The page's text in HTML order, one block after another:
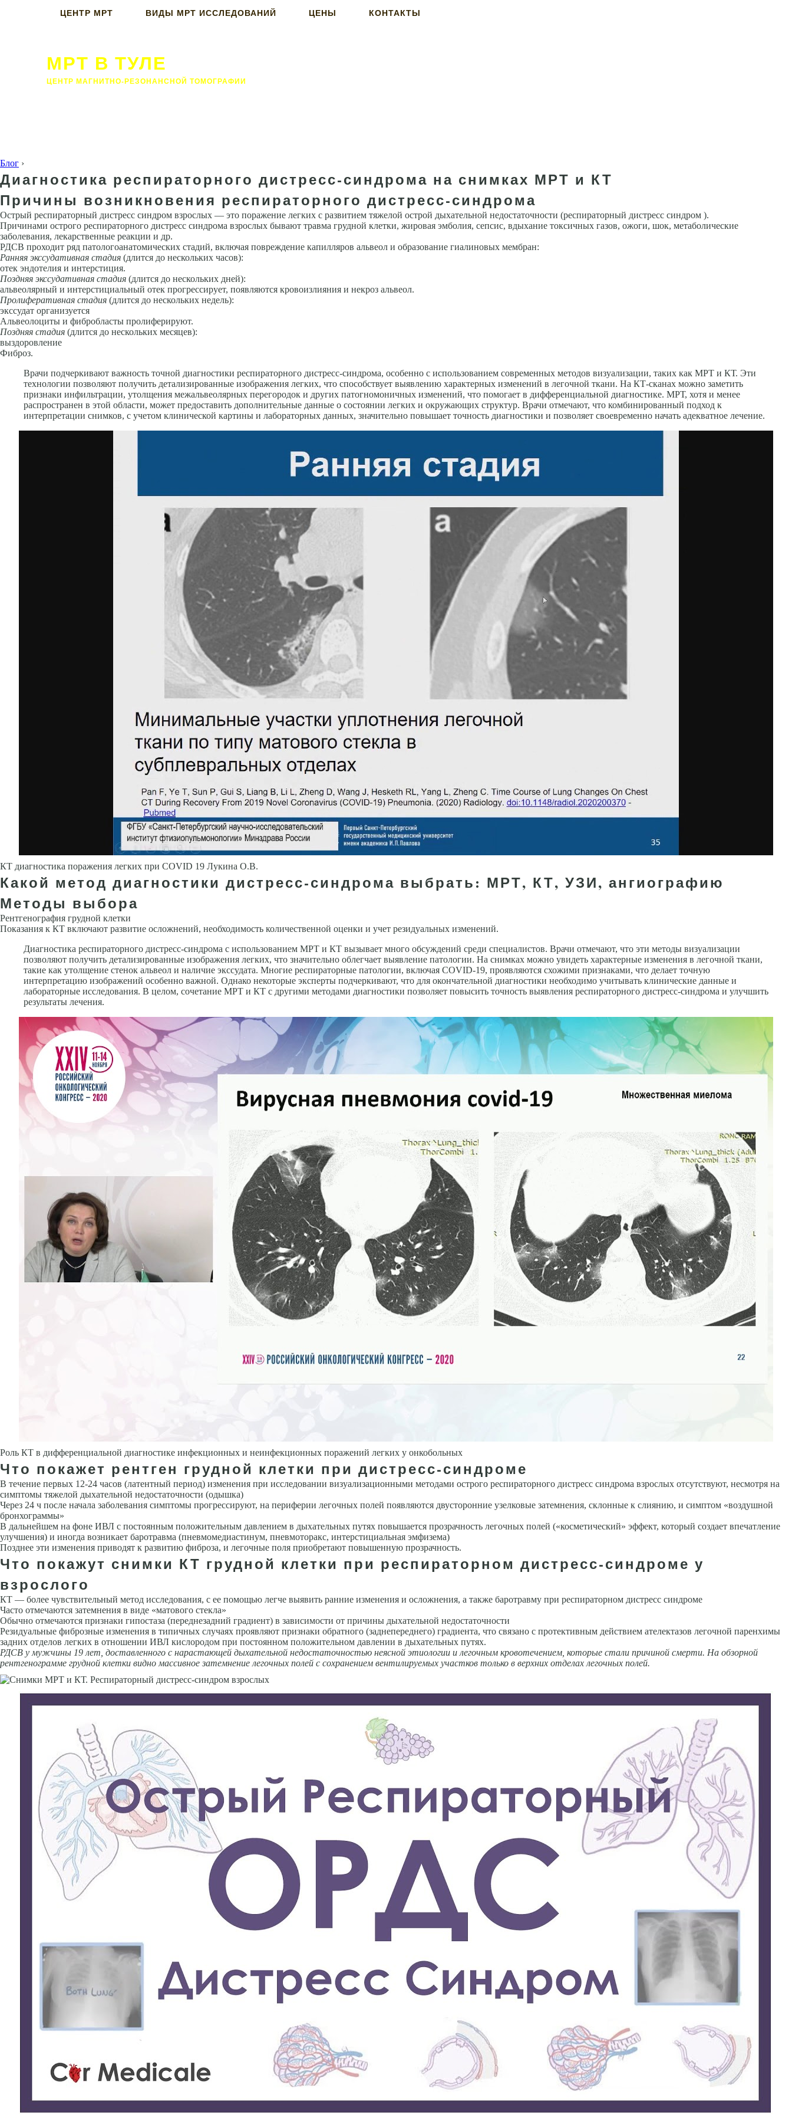
ЦЕНТР МРТ ВИДЫ МРТ ИССЛЕДОВАНИЙ ЦЕНЫ КОНТАКТЫ
МРТ В ТУЛЕ
ЦЕНТР МАГНИТНО-РЕЗОНАНСНОЙ ТОМОГРАФИИ
Блог ›
Диагностика респираторного дистресс-синдрома на снимках МРТ и КТ
Причины возникновения респираторного дистресс-синдрома
Острый респираторный дистресс синдром взрослых — это поражение легких с развитием тяжелой острой дыхательной недостаточ­ности (респираторный дистресс синдром ).
Причинами острого респираторного дистресс синдрома взрослых бывают травма грудной клетки, жировая эмболия, сепсис, вдыхание токсичных газов, ожоги, шок, метаболические
заболевания, ле­карственные реакции и др.
РДСВ проходит ряд патологоанатомических стадий, включая повреждение капилляров альвеол и образование гиали­новых мембран:
Ранняя экссудативная стадия (длится до нескольких часов):
отек эндо­телия и интерстиция.
Поздняя экссудативная стадия (длится до нескольких дней):
альвеоляр­ный и интерстициальный отек прогрессирует, появляются кровоизлия­ния и некроз альвеол.
Пролиферативная стадия (длится до нескольких недель):
экссудат ор­ганизуется
Альвеолоциты и фибробласты пролиферируют.
Поздняя стадия (длится до нескольких месяцев):
выздоровление
Фи­броз.
Врачи подчеркивают важность точной диагностики респираторного дистресс-синдрома, особенно с использованием современных методов визуализации, таких как МРТ и КТ. Эти
технологии позволяют получить детализированные изображения легких, что способствует выявлению характерных изменений в легочной ткани. На КТ-сканах можно заметить
признаки инфильтрации, утолщения межальвеолярных перегородок и других патогномоничных изменений, что помогает в дифференциальной диагностике. МРТ, хотя и менее
распространен в этой области, может предоставить дополнительные данные о состоянии легких и окружающих структур. Врачи отмечают, что комбинированный подход к
интерпретации снимков, с учетом клинической картины и лабораторных данных, значительно повышает точность диагностики и позволяет своевременно начать адекватное лечение.
КТ диагностика поражения легких при COVID 19 Лукина О.В.
Какой метод диагностики дистресс-синдрома выбрать: МРТ, КТ, УЗИ, ангиографию
Методы выбора
Рентгенография грудной клетки
Показания к КТ включают развитие осложнений, необходимость количественной оценки и учет резидуаль­ных изменений.
Диагностика респираторного дистресс-синдрома с использованием МРТ и КТ вызывает много обсуждений среди специалистов. Врачи отмечают, что эти методы визуализации
позволяют получить детализированные изображения легких, что значительно облегчает выявление патологии. На снимках можно увидеть характерные изменения в легочной ткани,
такие как утолщение стенок альвеол и наличие экссудата. Многие респираторные патологии, включая COVID-19, проявляются схожими признаками, что делает точную
интерпретацию изображений особенно важной. Однако некоторые эксперты подчеркивают, что для окончательной диагностики необходимо учитывать клинические данные и
лабораторные исследования. В целом, сочетание МРТ и КТ с другими методами диагностики позволяет повысить точность выявления респираторного дистресс-синдрома и улучшить
результаты лечения.
Роль КТ в дифференциальной диагностике инфекционных и неинфекционных поражений легких у онкобольных
Что покажет рентген грудной клетки при дистресс-синдроме
В течение первых 12-24 часов (латентный период) изменения при иссле­довании визуализационными методами острого респираторного дистресс синдрома взрослых отсутствуют, несмотря на
сим­птомы тяжелой дыхательной недостаточности (одышка)
Через 24 ч после начала заболевания симптомы прогрессируют, на периферии ле­гочных полей появляются двусторонние узелковые затемнения, склон­ные к слиянию, и симптом «воздушной
бронхограммы»
В дальнейшем на фоне ИВЛ с постоянным положительным давлением в дыхательных путях повышается прозрачность легочных полей («косметический» эф­фект, который создает впечатление
улучшения) и иногда возникает ба­ротравма (пневмомедиастинум, пневмоторакс, интерстициальная эмфи­зема)
Позднее эти изменения приводят к развитию фиброза, и легочные поля приобретают повышенную прозрачность.
Что покажут снимки КТ грудной клетки при респираторном дистресс-синдроме у
взрослого
КТ — более чувствительный метод исследования, с ее помощью легче выявить ранние изменения и осложнения, а также баротравму при респираторном дистресс синдроме
Часто отмечаются затемнения в виде «матового стекла»
Обычно отмечаются признаки гипостаза (переднезадний градиент) в зависимости от причи­ны дыхательной недостаточности
Резидуальные фиброзные изменения в типичных случаях проявляют признаки обратного (заднепереднего) градиента, что связано с протективным действием ателектазов легочной паренхимы
задних отделов легких в отношении ИВЛ кислородом при по­стоянном положительном давлении в дыхательных путях.
РДСВ у мужчины 19 лет, доставленного с нарастающей дыха­тельной недостаточностью неясной этиологии и легочным кровотечени­ем, которые стали причиной смер­ти. На обзорной
рентгенограмме грудной клетки видно массивное затемнение легочных полей с сохра­нением вентилируемых участков только в верхних отделах легочных полей.